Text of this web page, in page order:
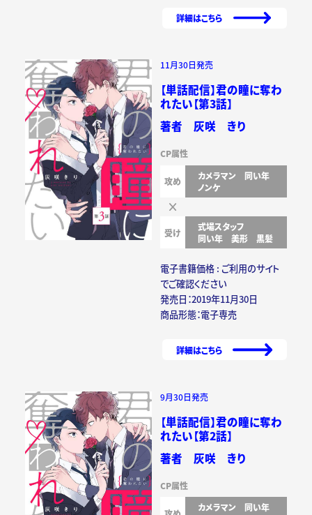
詳細はこちら
11月30日発売
【単話配信】君の瞳に奪わ
れたい【第3話】
著者 灰咲 きり
CP属性
攻め カメラマン
同い年
ノンケ
受け
式場スタッフ
同い年
美形 黒髪
電子書籍価格 : ご利用のサイト
でご確認ください
発売日：2019年11月30日
商品形態：電子専売
詳細はこちら
9月30日発売
【単話配信】君の瞳に奪わ
れたい【第2話】
著者 灰咲 きり
CP属性
カメラマン
同い年